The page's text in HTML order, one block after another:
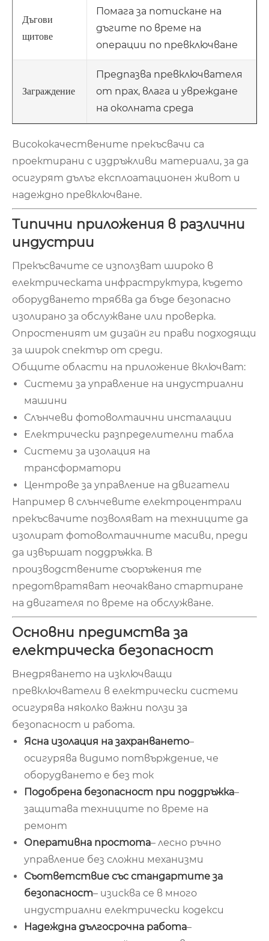
Дъгови
щитове
Помага за потискане на
дъгите по време на
операции по превключване
Заграждение
Предпазва превключвателя
от прах, влага и увреждане
на околната среда
Висококачествените прекъсвачи са
проектирани с издръжливи материали, за да
осигурят дълъг експлоатационен живот и
надеждно превключване.
Типични приложения в различни
индустрии
Прекъсвачите се използват широко в
електрическата инфраструктура, където
оборудването трябва да бъде безопасно
изолирано за обслужване или проверка.
Опростеният им дизайн ги прави подходящи
за широк спектър от среди.
Общите области на приложение включват:
Системи за управление на индустриални
машини
Слънчеви фотоволтаични инсталации
Електрически разпределителни табла
Системи за изолация на
трансформатори
Центрове за управление на двигатели
Например в слънчевите електроцентрали
прекъсвачите позволяват на техниците да
изолират фотоволтаичните масиви, преди
да извършат поддръжка. В
производствените съоръжения те
предотвратяват неочаквано стартиране
на двигателя по време на обслужване.
Основни предимства за
електрическа безопасност
Внедряването на изключващи
превключватели в електрически системи
осигурява няколко важни ползи за
безопасност и работа.
Ясна изолация на захранването–
осигурява видимо потвърждение, че
оборудването е без ток
Подобрена безопасност при поддръжка–
защитава техниците по време на
ремонт
Оперативна простота– лесно ръчно
управление без сложни механизми
Съответствие със стандартите за
безопасност– изисква се в много
индустриални електрически кодекси
Надеждна дългосрочна работа–